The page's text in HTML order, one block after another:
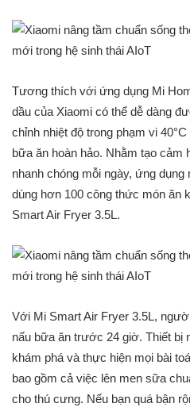
Tương thích với ứng dụng Mi
dầu của Xiaomi có thể dễ dàng
chỉnh nhiệt độ trong phạm vi
bữa ăn hoàn hảo. Nhằm tạo cảm
nhanh chóng mỗi ngày, ứng
dùng hơn 100 công thức món ăn
Smart Air Fryer 3.5L.
Với Mi Smart Air Fryer 3.5L,
nấu bữa ăn trước 24 giờ. Thiết bị
khám phá và thực hiện mọi bài
bao gồm cả việc lên men sữa
cho thú cưng. Nếu bạn quá bận